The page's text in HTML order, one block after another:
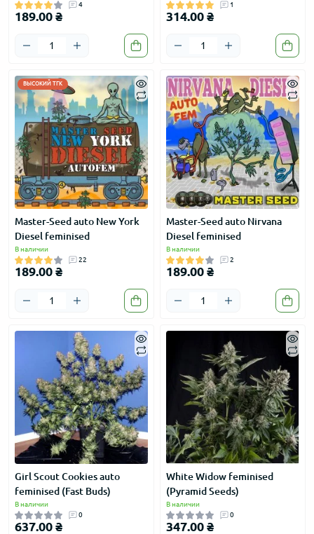
4
189.00 ₴
1
314.00 ₴
ВЫСОКИЙ ТГК
Master-Seed auto New York
Diesel feminised
В наличии
22
189.00 ₴
Master-Seed auto Nirvana
Diesel feminised
В наличии
2
189.00 ₴
Girl Scout Cookies auto
feminised (Fast Buds)
В наличии
0
637.00 ₴
White Widow feminised
(Pyramid Seeds)
В наличии
0
347.00 ₴